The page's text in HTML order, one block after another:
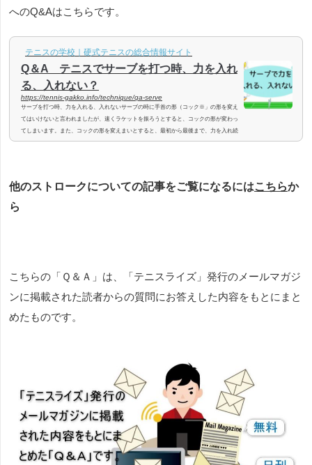
へのQ&Aはこちらです。
テニスの学校｜硬式テニスの総合情報サイト
Q＆A テニスでサーブを打つ時、力を入れ
る、入れない？
https://tennis-gakko.info/technique/qa-serve
サーブを打つ時、力を入れる、入れないサーブの時に手首の形（コック※」の形を変え
てはいけないと言われましたが、速くラケットを振ろうとすると、コックの形が変わっ
てしまいます。また、コックの形を変えまいとすると、最初から最後まで、力を入れ続
けてサーブを打ってしまいます。サーブを打つ時、どのタイミングで力を意識的に強く
他のストロークについての記事をご覧になるにはこちらか
ら
こちらの「Ｑ＆Ａ」は、「テニスライズ」発行のメールマガジ
ンに掲載された読者からの質問にお答えした内容をもとにまと
めたものです。